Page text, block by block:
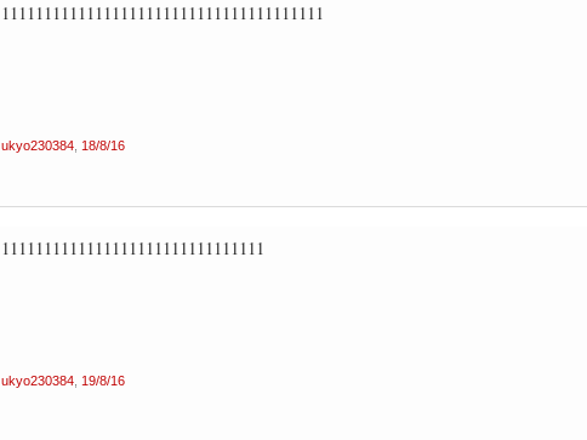
11111111111111111111111111111111111111
ukyo230384 18/8/16
1111111111111111111111111111111
ukyo230384 19/8/16